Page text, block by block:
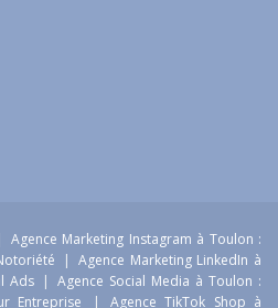
Agence Marketing Instagram à Toulon :
| Agence Marketing LinkedIn à
Ads | Agence Social Media à Toulon :
Entreprise
| Agence TikTok Shop à